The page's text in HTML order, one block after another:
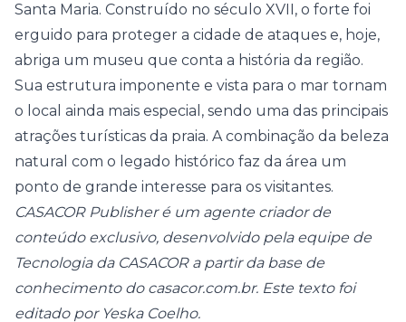
Santa Maria. Construído no século XVII, o forte foi
erguido para proteger a cidade de ataques e, hoje,
abriga um museu que conta a história da região.
Sua estrutura imponente e vista para o mar tornam
o local ainda mais especial, sendo uma das principais
atrações turísticas da praia. A combinação da beleza
natural com o legado histórico faz da área um
ponto de grande interesse para os visitantes.
CASACOR Publisher é um agente criador de
conteúdo exclusivo, desenvolvido pela equipe de
Tecnologia da CASACOR a partir da base de
conhecimento do casacor.com.br. Este texto foi
editado por Yeska Coelho.